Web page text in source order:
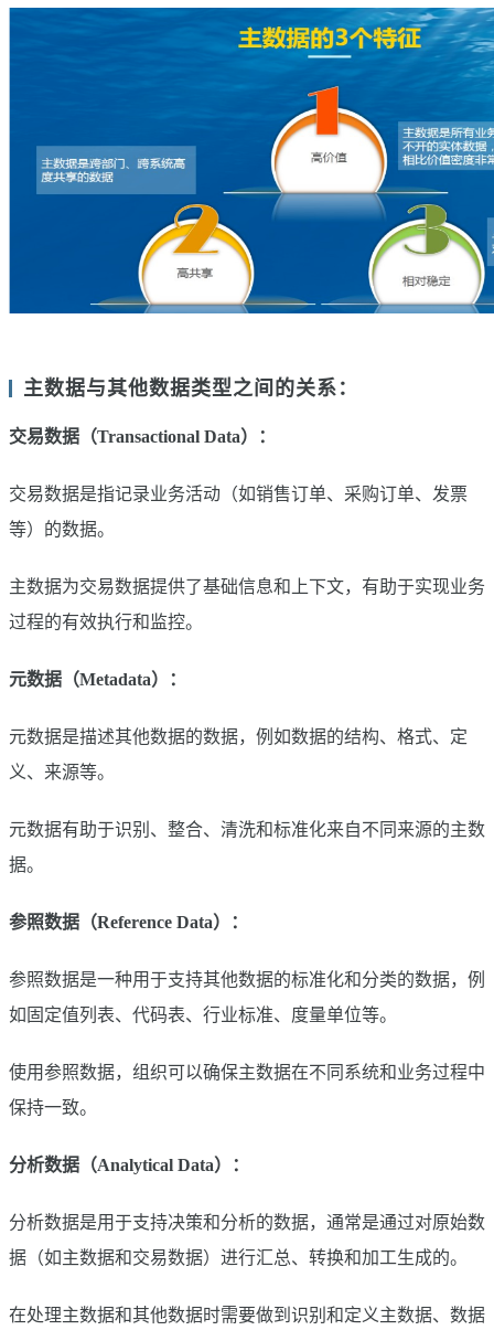
主数据与其他数据类型之间的关系：
交易数据（Transactional Data）：
交易数据是指记录业务活动（如销售订单、采购订单、发票
等）的数据。
主数据为交易数据提供了基础信息和上下文，有助于实现业务
过程的有效执行和监控。
元数据（Metadata）：
元数据是描述其他数据的数据，例如数据的结构、格式、定
义、来源等。
元数据有助于识别、整合、清洗和标准化来自不同来源的主数
据。
参照数据（Reference Data）：
参照数据是一种用于支持其他数据的标准化和分类的数据，例
如固定值列表、代码表、行业标准、度量单位等。
使用参照数据，组织可以确保主数据在不同系统和业务过程中
保持一致。
分析数据（Analytical Data）：
分析数据是用于支持决策和分析的数据，通常是通过对原始数
据（如主数据和交易数据）进行汇总、转换和加工生成的。
在处理主数据和其他数据时需要做到识别和定义主数据、数据